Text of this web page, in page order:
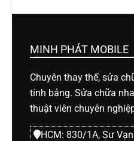
MINH PHÁT MOBILE
Chuyên thay thế, sửa
tính bảng. Sửa chữa
thuật viên chuyên
HCM: 830/1A, Sư